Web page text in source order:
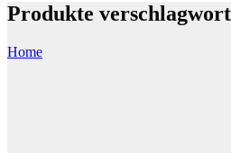
Produkte
Home